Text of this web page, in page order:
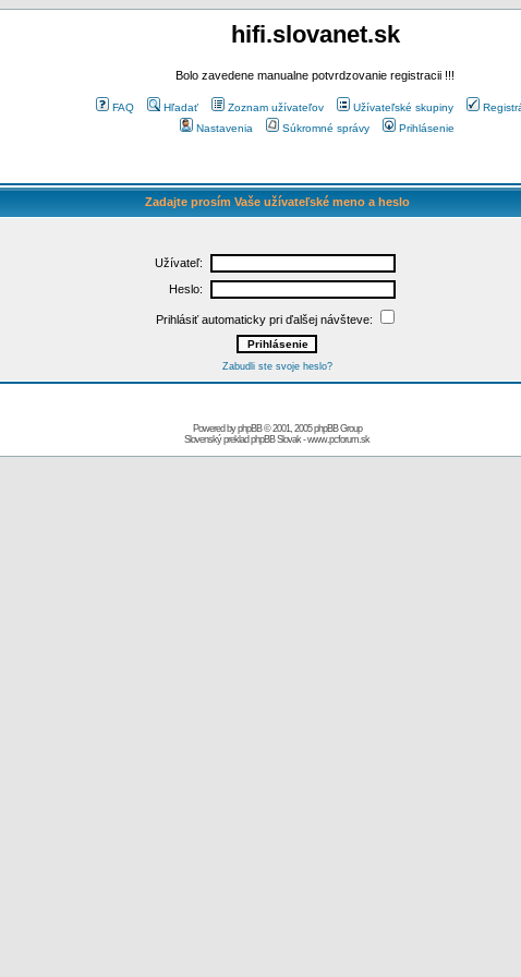
hifi.slovanet.sk
Bolo zavedene manualne potvrdzovanie registracii !!!
FAQ Hľadať Zoznam užívateľov Užívateľské skupiny
Nastavenia
Súkromné správy Prihlásenie
Zadajte prosím Vaše užívateľské meno a heslo
Užívateľ:
Heslo:
Prihlásiť automaticky pri ďalšej návšteve:
Zabudli ste svoje heslo?
Powered byphpBB© 2001, 2005 phpBB Group
Slovenský preklad phpBB Slovak-www.pcforum.sk